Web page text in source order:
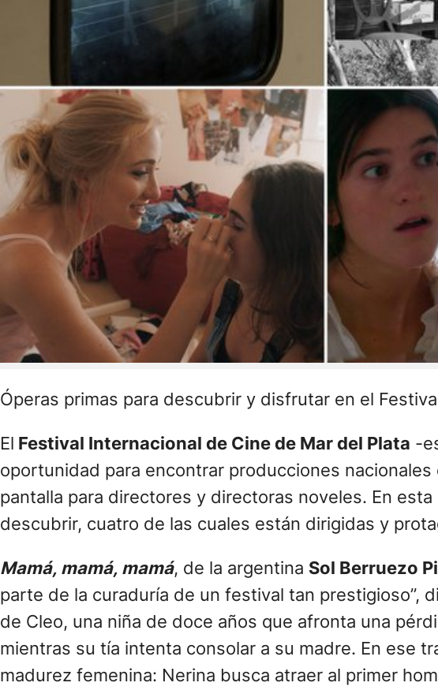
Óperas primas para descubrir y disfrutar en el
El Festival Internacional de Cine de Mar del Plata -
oportunidad para encontrar producciones
pantalla para directores y directoras noveles. En esta
descubrir, cuatro de las cuales están dirigidas y
Mamá, mamá, mamá, de la argentina Sol Berruezo
parte de la curaduría de un festival tan prestigioso”,
de Cleo, una niña de doce años que afronta una
mientras su tía intenta consolar a su madre. En ese
madurez femenina: Nerina busca atraer al primer